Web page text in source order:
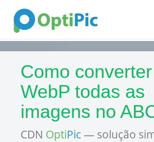
Como
WebP todas as
imagens no
CDN OptiPic — solução